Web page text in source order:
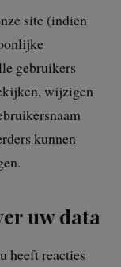
site (indien
gebruikers
wijzigen
kunnen
uw data
heeft reacties